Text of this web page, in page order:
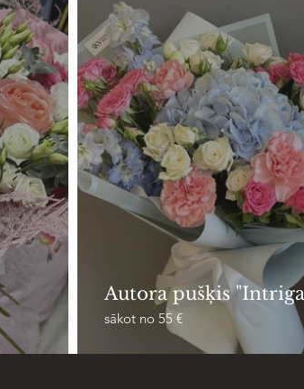
Autora pušķis
sākot no 55 €